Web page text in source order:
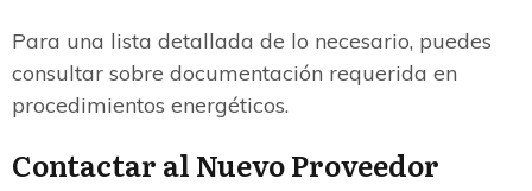
Para una lista detallada de lo necesario, puedes
consultar sobre documentación requerida en
procedimientos energéticos.
Contactar al Nuevo Proveedor